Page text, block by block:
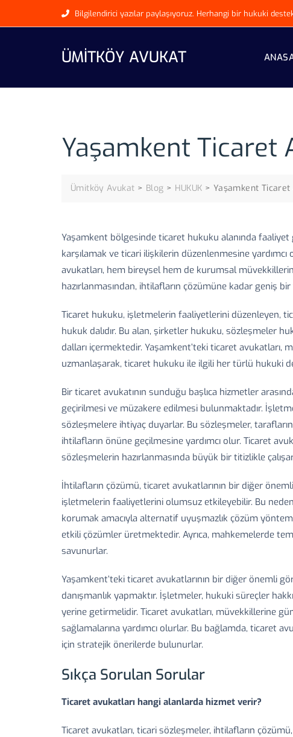
Bilgilendirici yazılar paylaşıyoruz. Herhangi bir hukuki
ÜMITKÖY AVUKAT
Yaşamkent Ticaret
Ümitköy Avukat > Blog > HUKUK > Yaşamkent Ticaret
Yaşamkent bölgesinde ticaret hukuku alanında
karşılamak ve ticari ilişkilerin düzenlenmesine
avukatları, hem bireysel hem de kurumsal
hazırlanmasından, ihtilafların çözümüne kadar geniş
Ticaret hukuku, işletmelerin faaliyetlerini düzenleyen,
hukuk dalıdır. Bu alan, şirketler hukuku, sözleşmeler
dalları içermektedir. Yaşamkent’teki ticaret avukatları,
uzmanlaşarak, ticaret hukuku ile ilgili her türlü hukuki
Bir ticaret avukatının sunduğu başlıca hizmetler
geçirilmesi ve müzakere edilmesi bulunmaktadır.
sözleşmelere ihtiyaç duyarlar. Bu sözleşmeler,
ihtilafların önüne geçilmesine yardımcı olur. Ticaret
sözleşmelerin hazırlanmasında büyük bir titizlikle
İhtilafların çözümü, ticaret avukatlarının bir diğer
işletmelerin faaliyetlerini olumsuz etkileyebilir. Bu
korumak amacıyla alternatif uyuşmazlık çözüm
etkili çözümler üretmektedir. Ayrıca, mahkemelerde
savunurlar.
Yaşamkent’teki ticaret avukatlarının bir diğer önemli
danışmanlık yapmaktır. İşletmeler, hukuki süreçler
yerine getirmelidir. Ticaret avukatları, müvekkillerine
sağlamalarına yardımcı olurlar. Bu bağlamda, ticaret
için stratejik önerilerde bulunurlar.
Sıkça Sorulan Sorular
Ticaret avukatları hangi alanlarda hizmet verir?
Ticaret avukatları, ticari sözleşmeler, ihtilafların